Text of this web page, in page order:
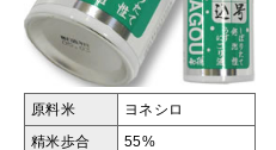
原料米 ヨネシロ
精米歩合 55%